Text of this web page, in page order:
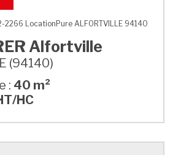
Alfortville
2266 LocationPure ALFORTVILLE 94140
Alfortville
(94140)
: 40 m²
HC